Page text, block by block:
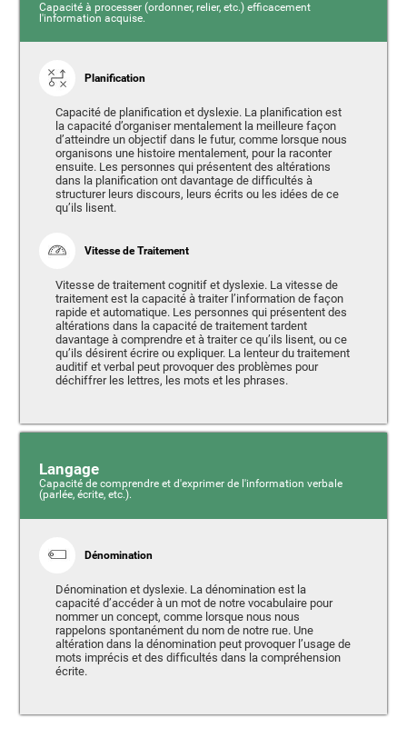
Capacité à processer (ordonner, relier, etc.) efficacement
l'information acquise.
Planification
Capacité de planification et dyslexie. La planification est
la capacité d’organiser mentalement la meilleure façon
d’atteindre un objectif dans le futur, comme lorsque nous
organisons une histoire mentalement, pour la raconter
ensuite. Les personnes qui présentent des altérations
dans la planification ont davantage de difficultés à
structurer leurs discours, leurs écrits ou les idées de ce
qu’ils lisent.
Vitesse de Traitement
Vitesse de traitement cognitif et dyslexie. La vitesse de
traitement est la capacité à traiter l’information de façon
rapide et automatique. Les personnes qui présentent des
altérations dans la capacité de traitement tardent
davantage à comprendre et à traiter ce qu’ils lisent, ou ce
qu’ils désirent écrire ou expliquer. La lenteur du traitement
auditif et verbal peut provoquer des problèmes pour
déchiffrer les lettres, les mots et les phrases.
Langage
Capacité de comprendre et d'exprimer de l'information verbale
(parlée, écrite, etc.).
Dénomination
Dénomination et dyslexie. La dénomination est la
capacité d’accéder à un mot de notre vocabulaire pour
nommer un concept, comme lorsque nous nous
rappelons spontanément du nom de notre rue. Une
altération dans la dénomination peut provoquer l’usage de
mots imprécis et des difficultés dans la compréhension
écrite.